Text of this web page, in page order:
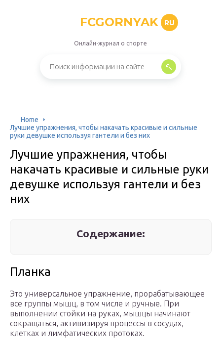
FCGORNYAK RU
Онлайн-журнал о спорте
Home
Лучшие упражнения, чтобы накачать красивые и сильные
руки девушке используя гантели и без них
Лучшие упражнения, чтобы
накачать красивые и сильные руки
девушке используя гантели и без
них
Содержание:
Планка
Это универсальное упражнение, прорабатывающее
все группы мышц, в том числе и ручные. При
выполнении стойки на руках, мышцы начинают
сокращаться, активизируя процессы в сосудах,
клетках и лимфатических протоках.